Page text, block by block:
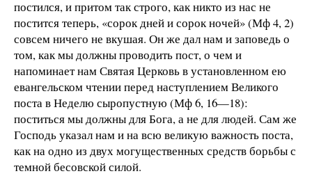
постился, и притом так строго, как никто из нас не
постится теперь, «сорок дней и сорок ночей» (Мф 4, 2)
совсем ничего не вкушая. Он же дал нам и заповедь о
том, как мы должны проводить пост, о чем и
напоминает нам Святая Церковь в установленном ею
евангельском чтении перед наступлением Великого
поста в Неделю сыропустную (Мф 6, 16—18):
поститься мы должны для Бога, а не для людей. Сам же
Господь указал нам и на всю великую важность поста,
как на одно из двух могущественных средств борьбы с
темной бесовской силой.